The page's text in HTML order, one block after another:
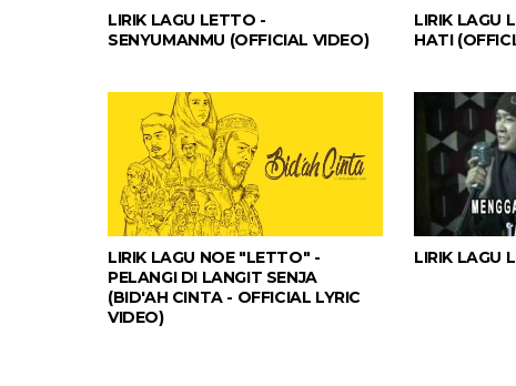
LIRIK LAGU LETTO -
SENYUMANMU (OFFICIAL VIDEO)
LIRIK LAGU
HATI
LIRIK LAGU NOE "LETTO" -
PELANGI DI LANGIT SENJA
(BID'AH CINTA - OFFICIAL LYRIC
VIDEO)
LIRIK LAGU